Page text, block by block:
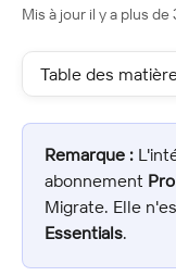
Mis à jour il y a plus de
Table des
Remarque :
abonnement Pro
Migrate. Elle
Essentials.